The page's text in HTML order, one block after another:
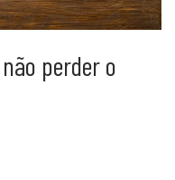
perder o